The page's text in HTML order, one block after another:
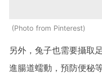
Photo from Pinterest
另外，兔子也需要攝取
進腸道蠕動，預防便秘